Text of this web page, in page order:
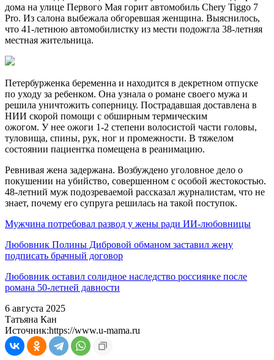
дома на улице Первого Мая горит автомобиль Chery Tiggo 7
Pro. Из салона выбежала обгоревшая женщина. Выяснилось,
что 41-летнюю автомобилистку из мести подожгла 38-летняя
местная жительница.
Петербурженка беременна и находится в декретном отпуске
по уходу за ребенком. Она узнала о романе своего мужа и
решила уничтожить соперницу. Пострадавшая доставлена в
НИИ скорой помощи с обширным термическим
ожогом. У нее ожоги 1-2 степени волосистой части головы,
туловища, спины, рук, ног и промежности. В тяжелом
состоянии пациентка помещена в реанимацию.
Ревнивая жена задержана. Возбуждено уголовное дело о
покушении на убийство, совершенном с особой жестокостью.
48-летний муж подозреваемой рассказал журналистам, что не
знает, почему его супруга решилась на такой поступок.
Мужчина потребовал развод у жены ради ИИ-любовницы
Любовник Полины Дибровой обманом заставил жену
подписать брачный договор
Любовник оставил солидное наследство россиянке после
романа 50-летней давности
6 августа 2025
Татьяна Кан
Источник:https://www.u-mama.ru